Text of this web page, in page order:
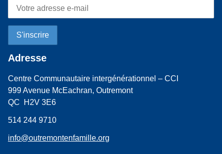
Adresse
Centre Communautaire intergénérationnel – CCI
999 Avenue McEachran, Outremont
QC H2V 3E6
514 244 9710
info@outremontenfamille.org